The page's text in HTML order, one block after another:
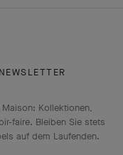
Kollektionen,
faire. Bleiben Sie stets
auf dem Laufenden.